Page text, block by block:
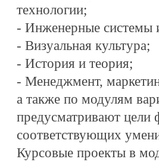
технологии;
- Инженерные системы
- Визуальная культура;
- История и теория;
- Менеджмент,
а также по модулям
предусматривают
соответствующих
Курсовые проекты в